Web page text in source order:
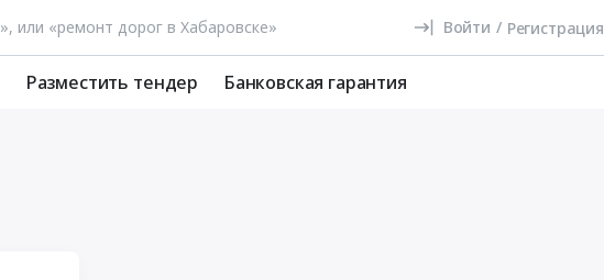
Войти / Регистрация
Разместить тендер Банковская гарантия